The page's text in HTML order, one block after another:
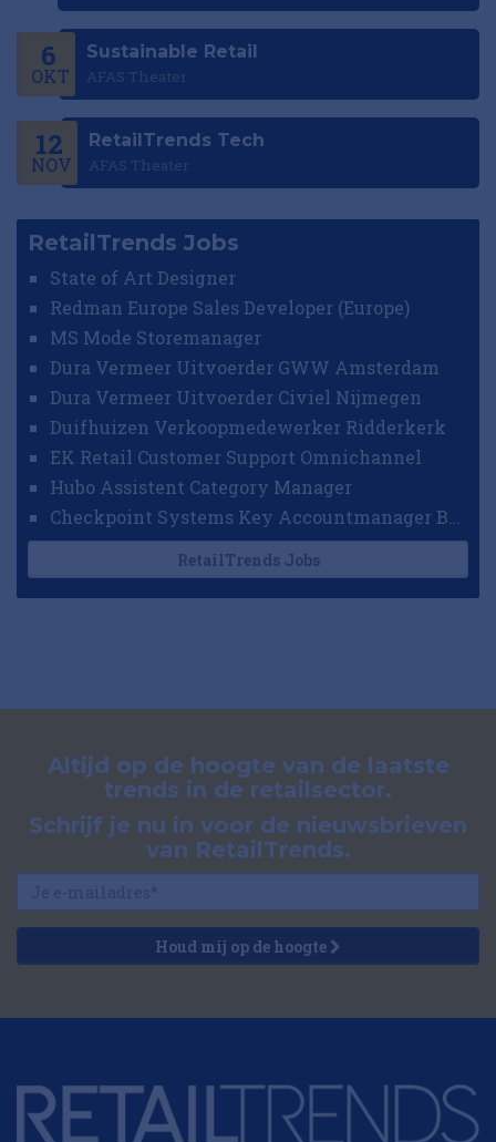
6
OKT
Sustainable Retail
AFAS Theater
12
NOV
RetailTrends Tech
AFAS Theater
RetailTrends Jobs
State of Art Designer
Redman Europe Sales Developer (Europe)
MS Mode Storemanager
Dura Vermeer Uitvoerder GWW Amsterdam
Dura Vermeer Uitvoerder Civiel Nijmegen
Duifhuizen Verkoopmedewerker Ridderkerk
EK Retail Customer Support Omnichannel
Hubo Assistent Category Manager
RetailTrends Jobs
Altijd op de hoogte van de laatste
trends in de retailsector.
Schrijf je nu in voor de nieuwsbrieven
van RetailTrends.
Houd mij op de hoogte